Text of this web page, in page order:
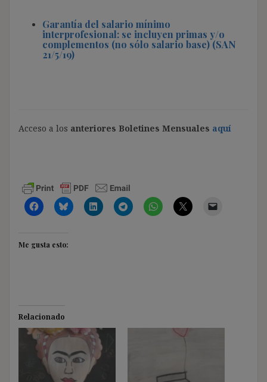
Garantía del salario mínimo
interprofesional: se incluyen primas y/o
complementos (no sólo salario base) (SAN
21/5/19)
Acceso a los anteriores Boletines Mensuales aquí
Me gusta esto:
Relacionado